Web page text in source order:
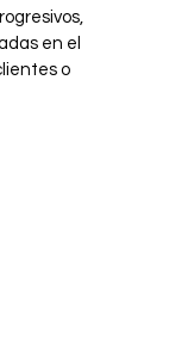
en el
o